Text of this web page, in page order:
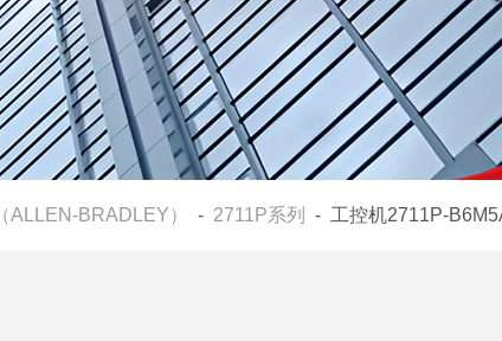
ALLEN-BRADLEY） - 2711P系列 - 工控机2711P-